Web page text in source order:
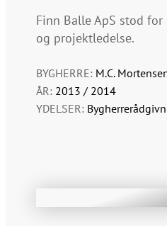
Finn Balle ApS stod
og projektledelse.
BYGHERRE: M.C.
ÅR: 2013 / 2014
YDELSER: